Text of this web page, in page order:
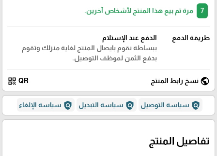
مرة تم بيع هذا المنتج لأشخاص آخرين.
طريقة الدفع
الدفع عند الإستلام
ببساطة نقوم بايصال المنتج لغاية منزلك وتقوم
بدفع الثمن لموظف التوصيل.
public نسخ رابط المنتج QR
qr_code
policy سياسة التوصيل policy سياسة التبديل policy سياسة الإلغاء
تفاصيل المنتج